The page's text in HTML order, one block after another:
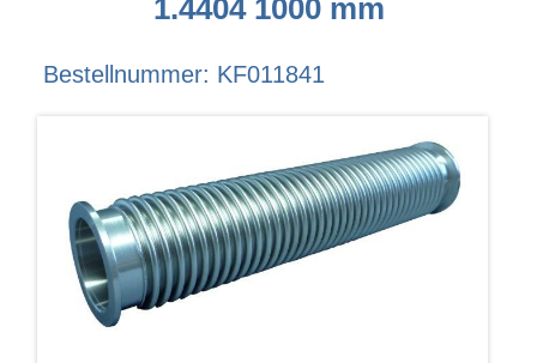
1.4404 1000 mm
Bestellnummer: KF011841